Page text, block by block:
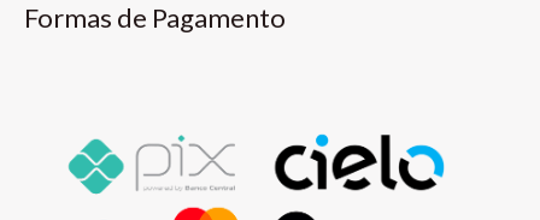
Formas de Pagamento